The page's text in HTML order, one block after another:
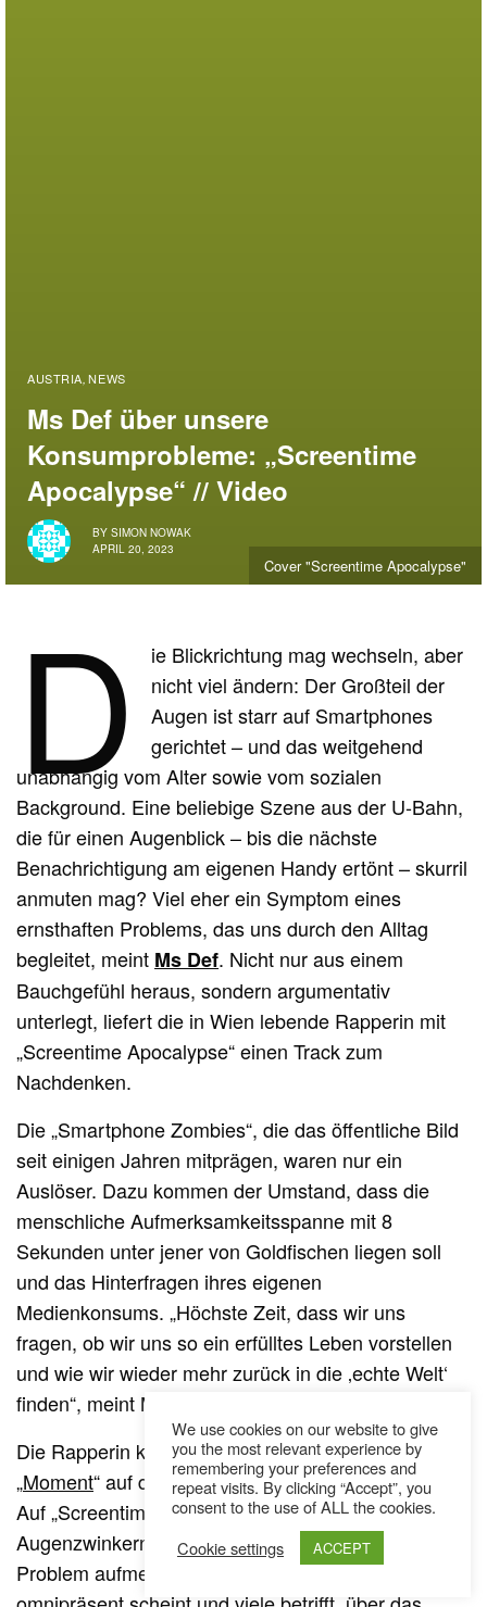
AUSTRIA NEWS
Ms Def über unsere
Konsumprobleme: „Screentime
Apocalypse“ // Video
BY SIMON NOWAK
APRIL 20, 2023
Cover "Screentime Apocalypse"
D
ie Blickrichtung mag wechseln, aber
nicht viel ändern: Der Großteil der
Augen ist starr auf Smartphones
gerichtet – und das weitgehend
unabhängig vom Alter sowie vom sozialen
Background. Eine beliebige Szene aus der U-Bahn,
die für einen Augenblick – bis die nächste
Benachrichtigung am eigenen Handy ertönt – skurril
anmuten mag? Viel eher ein Symptom eines
ernsthaften Problems, das uns durch den Alltag
begleitet, meint Ms Def. Nicht nur aus einem
Bauchgefühl heraus, sondern argumentativ
unterlegt, liefert die in Wien lebende Rapperin mit
„Screentime Apocalypse“ einen Track zum
Nachdenken.
Die „Smartphone Zombies“, die das öffentliche Bild
seit einigen Jahren mitprägen, waren nur ein
Auslöser. Dazu kommen der Umstand, dass die
menschliche Aufmerksamkeitsspanne mit 8
Sekunden unter jener von Goldfischen liegen soll
und das Hinterfragen ihres eigenen
Medienkonsums. „Höchste Zeit, dass wir uns
fragen, ob wir uns so ein erfülltes Leben vorstellen
und wie wir wieder mehr zurück in die ‚echte Welt‘
finden“, meint Ms Def.
Die Rapperin kehrt zwei Jahre nach ihrem Album
„Moment“ auf die musikalische Bildfläche zurück.
Auf „Screentime Apocalypse“ möchte sie mit
Augenzwinkern, aber trotzdem todernst auf ein
Problem aufmerksam machen. Ein Problem, das
We use cookies on our website to give
you the most relevant experience by
remembering your preferences and
repeat visits. By clicking “Accept”, you
consent to the use of ALL the cookies.
Cookie settings
ACCEPT